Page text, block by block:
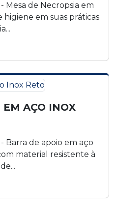
de Necropsia em
higiene em suas práticas
AÇO INOX
Barra de apoio em aço
material resistente à